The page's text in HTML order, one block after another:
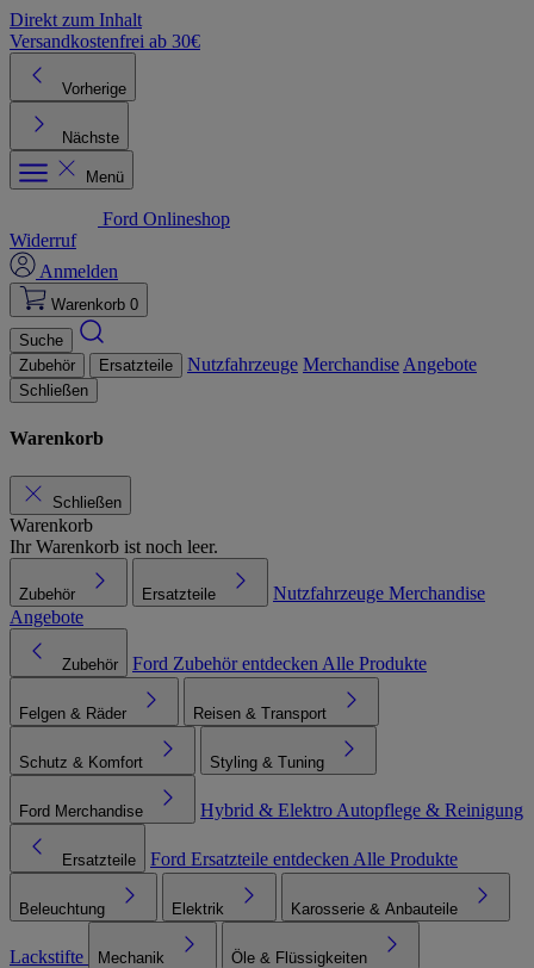
Direkt zum Inhalt
Versandkostenfrei ab 30€
Vorherige
Nächste
Menü
Ford Onlineshop
Widerruf
Anmelden
Warenkorb 0
Suche
Zubehör
Ersatzteile Nutzfahrzeuge Merchandise Angebote
Schließen
Warenkorb
Schließen
Warenkorb
Ihr Warenkorb ist noch leer.
Zubehör Ersatzteile Nutzfahrzeuge Merchandise
Angebote
Zubehör Ford Zubehör entdecken Alle Produkte
Felgen & Räder Reisen & Transport
Schutz & Komfort Styling & Tuning
Ford Merchandise Hybrid & Elektro Autopflege & Reinigung
Ersatzteile Ford Ersatzteile entdecken Alle Produkte
Beleuchtung Elektrik Karosserie & Anbauteile
Lackstifte Mechanik Öle & Flüssigkeiten